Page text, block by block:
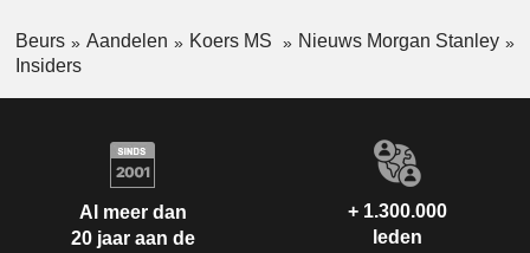
Beurs Aandelen Koers MS
Nieuws Morgan Stanley
Insiders
Al meer dan
20 jaar aan de
+ 1.300.000
leden